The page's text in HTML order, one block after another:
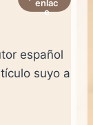
enlac
e
español
suyo a